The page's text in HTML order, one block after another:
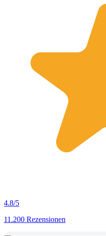
4.8/5
11.200 Rezensionen